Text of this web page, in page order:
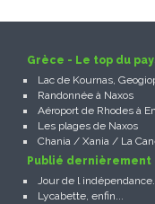
Grèce - Le top du
Lac de Kournas,
Randonnée à Naxos
Aéroport de Rhodes à
Les plages de Naxos
Chania / Xania / La
Publié dernièrement
Jour de l
Lycabette, enfin...